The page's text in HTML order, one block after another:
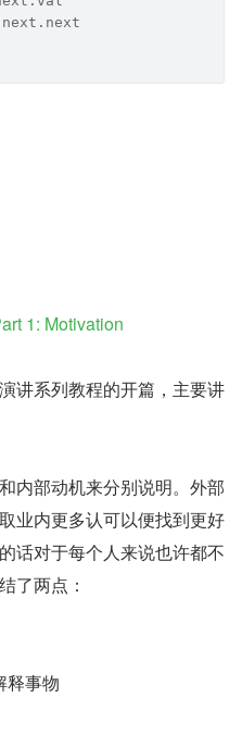
1: Motivation
讲系列教程的开篇，主要讲
内部动机来分别说明。外部
业内更多认可以便找到更好
话对于每个人来说也许都不
了两点：
释事物